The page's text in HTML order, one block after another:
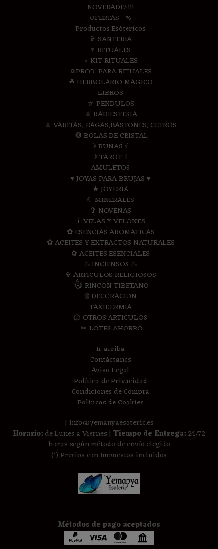
NOVEDADES!!!
OFERTAS - %
Productos Esótericos
✞ SANTERIA
♆ RITUALES
♆ KIT RITUALES
✡PROD. PARA RITUALES
☘ HERBOLARIO MAGICO
LIBROS
⛤ PENDULOS
⛤ RADIESTESIA
⛤ VARITAS, DAGAS,BASTONES, CETROS
❂ BOLAS DE CRISTAL
☽ RUNAS ☾
☽ TAROT ☾
AMULETOS
♥ JOYAS PARA BRUJAS ♥
★ JOYERIA
☾ MINERALES
✞ NOVENAS
☥ VELAS Y VELONES
✿ ESENCIAS AROMATICAS
✿ ACEITES Y EXTRACTOS NATURALES
✿ ACEITES ESENCIALES
♨ INCIENSOS ♨
✞ ARTICULOS RELIGIOSOS
༃ RINCON TIBETANO
۩ DECORACION
TAXIDERMIA
۞ OTROS ARTICULOS
✂ LOTES AHORRO
Ir arriba
Contáctanos
Aviso Legal
Política de Privacidad
Condiciones de Compra
Políticas de Cookies
| info@yemanyaesoteric.es
Horario:de Lunes a Viernes | Tiempo de Entrega:24/72
horas según método de envío elegido
(*) Precios con Impuestos incluidos
Métodos de pago aceptados